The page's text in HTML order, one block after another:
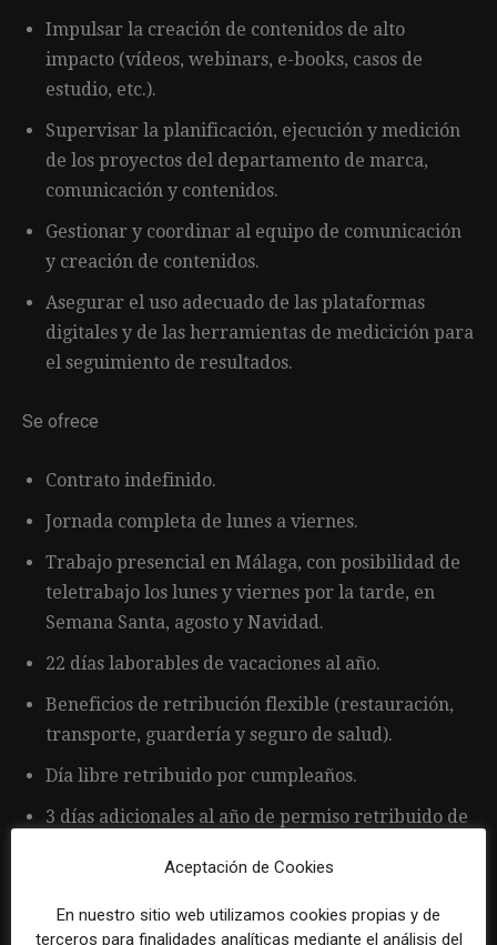
Impulsar la creación de contenidos de alto
impacto (vídeos, webinars, e-books, casos de
estudio, etc.).
Supervisar la planificación, ejecución y medición
de los proyectos del departamento de marca,
comunicación y contenidos.
Gestionar y coordinar al equipo de comunicación
y creación de contenidos.
Asegurar el uso adecuado de las plataformas
digitales y de las herramientas de medicición para
el seguimiento de resultados.
Se ofrece
Contrato indefinido.
Jornada completa de lunes a viernes.
Trabajo presencial en Málaga, con posibilidad de
teletrabajo los lunes y viernes por la tarde, en
Semana Santa, agosto y Navidad.
22 días laborables de vacaciones al año.
Beneficios de retribución flexible (restauración,
transporte, guardería y seguro de salud).
Día libre retribuido por cumpleaños.
3 días adicionales al año de permiso retribuido de
Cantina para desayuno y almuerzo.
Aceptación de Cookies
En nuestro sitio web utilizamos cookies propias y de
terceros para finalidades analíticas mediante el análisis del